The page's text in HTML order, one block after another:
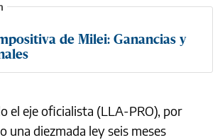
de Milei: Ganancias y
el eje oficialista (LLA-PRO), por
una diezmada ley seis meses